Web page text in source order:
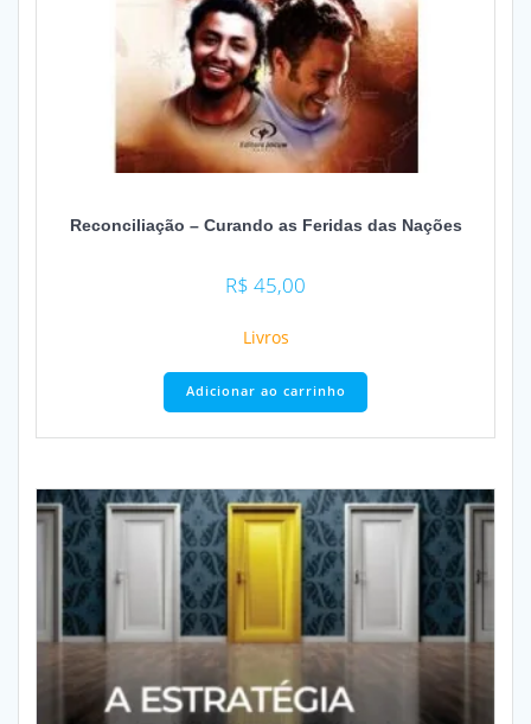
Reconciliação – Curando as Feridas das Nações
R$ 45,00
Livros
Adicionar ao carrinho